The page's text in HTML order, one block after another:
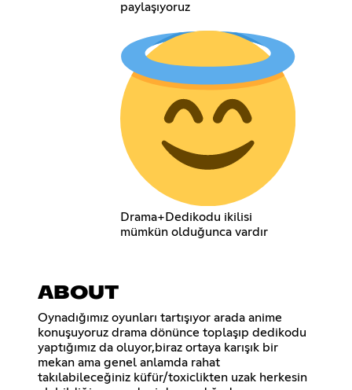
paylaşıyoruz
Drama+Dedikodu ikilisi
mümkün olduğunca vardır
ABOUT
Oynadığımız oyunları tartışıyor arada anime
konuşuyoruz drama dönünce toplaşıp dedikodu
yaptığımız da oluyor,biraz ortaya karışık bir
mekan ama genel anlamda rahat
takılabileceğiniz küfür/toxiclikten uzak herkesin